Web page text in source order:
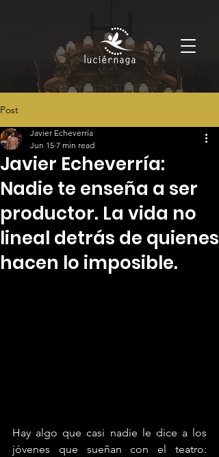
Post
Javier Echeverría:
Nadie te enseña a ser
productor. La vida no
lineal detrás de quienes
hacen lo imposible.
Javier Echeverría
Jun 15 7 min read
Hay algo que casi nadie le dice a los
jóvenes que sueñan con el teatro: